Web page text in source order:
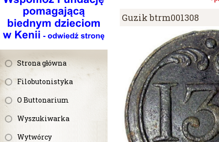
Strona główna
Filobutonistyka
O Buttonarium
Wyszukiwarka
Wytwórcy
Guzik btrm001308